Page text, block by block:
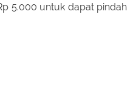
5.000 untuk dapat pindah